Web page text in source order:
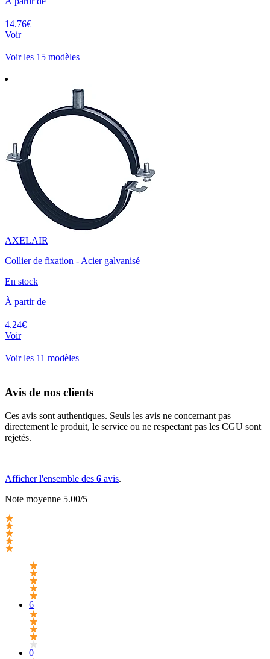
14.76€
Voir
Voir les 15 modèles
AXELAIR
Collier de fixation - Acier galvanisé
En stock
À partir de
4.24€
Voir
Voir les 11 modèles
Avis de nos clients
Ces avis sont authentiques. Seuls les avis ne concernant pas
directement le produit, le service ou ne respectant pas les CGU sont
rejetés.
Afficher l'ensemble des 6 avis.
Note moyenne 5.00/5
6
0